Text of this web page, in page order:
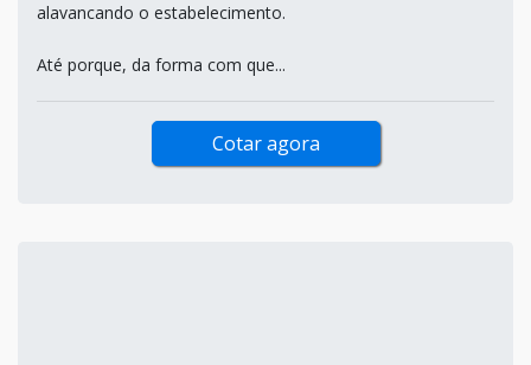
alavancando o estabelecimento.
Até porque, da forma com que...
Cotar agora